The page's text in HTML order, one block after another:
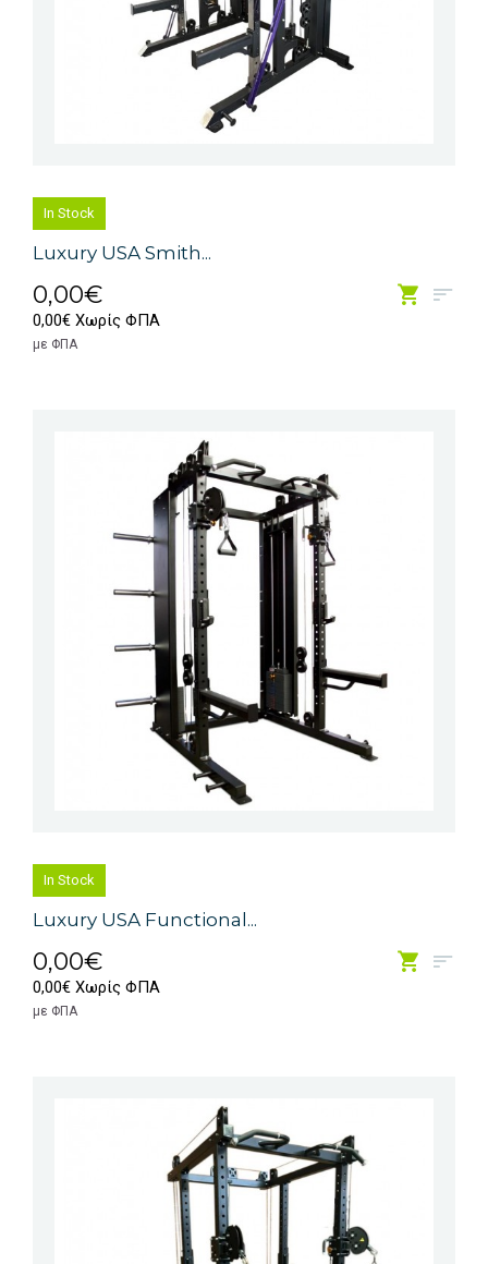
In Stock
Luxury USA Smith...
0,00€
0,00€ Χωρίς ΦΠΑ
με ΦΠΑ
In Stock
Luxury USA Functional...
0,00€
0,00€ Χωρίς ΦΠΑ
με ΦΠΑ